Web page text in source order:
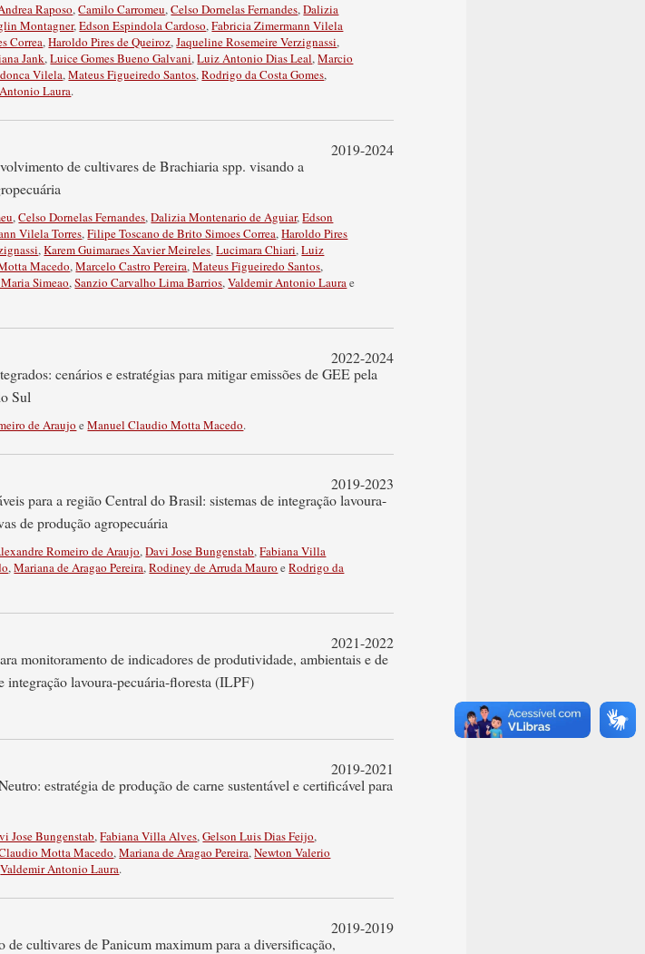
Raposo,Camilo Carromeu,Celso Dornelas Fernandes,Dalizia
Montagner,Edson Espindola Cardoso,Fabricia Zimermann Vilela
Correa,Haroldo Pires de Queiroz,Jaqueline Rosemeire Verzignassi,
Jank,Luice Gomes Bueno Galvani,Luiz Antonio Dias Leal,Marcio
Vilela,Mateus Figueiredo Santos,Rodrigo da Costa Gomes,
Laura.
de cultivares de Brachiaria spp. visando a
2019-2024
,Celso Dornelas Fernandes,Dalizia Montenario de Aguiar,Edson
Vilela Torres,Filipe Toscano de Brito Simoes Correa,Haroldo Pires
,Karem Guimaraes Xavier Meireles,Lucimara Chiari,Luiz
Macedo,Marcelo Castro Pereira,Mateus Figueiredo Santos,
Simeao,Sanzio Carvalho Lima Barrios,Valdemir Antonio Laurae
cenários e estratégias para mitigar emissões de GEE pela
Sul
2022-2024
de Araujo eManuel Claudio Motta Macedo.
para a região Central do Brasil: sistemas de integração lavoura-
de produção agropecuária
2019-2023
Romeiro de Araujo,Davi Jose Bungenstab,Fabiana Villa
,Mariana de Aragao Pereira,Rodiney de Arruda Mauro eRodrigo da
monitoramento de indicadores de produtividade, ambientais e de
integração lavoura-pecuária-floresta (ILPF)
2021-2022
estratégia de produção de carne sustentável e certificável para
2019-2021
Jose Bungenstab,Fabiana Villa Alves,Gelson Luis Dias Feijo,
Motta Macedo,Mariana de Aragao Pereira,Newton Valerio
Valdemir Antonio Laura.
de cultivares de Panicum maximum para a diversificação,
2019-2019